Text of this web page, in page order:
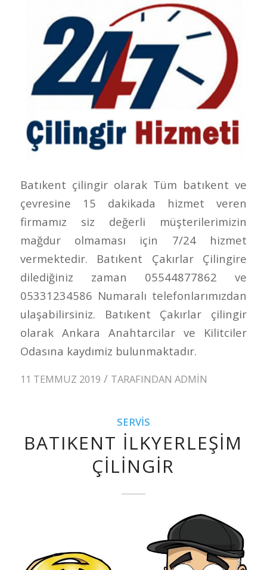
Batıkent çilingir olarak Tüm batıkent ve
çevresine 15 dakikada hizmet veren
firmamız siz değerli müşterilerimizin
mağdur olmaması için 7/24 hizmet
vermektedir. Batıkent Çakırlar Çilingire
dilediğiniz zaman 05544877862 ve
05331234586 Numaralı telefonlarımızdan
ulaşabilirsiniz. Batıkent Çakırlar çilingir
olarak Ankara Anahtarcilar ve Kilitciler
Odasına kaydımiz bulunmaktadır.
11 TEMMUZ 2019 / TARAFINDAN ADMIN
SERVIS
BATIKENT İLKYERLEŞIM
ÇILINGIR